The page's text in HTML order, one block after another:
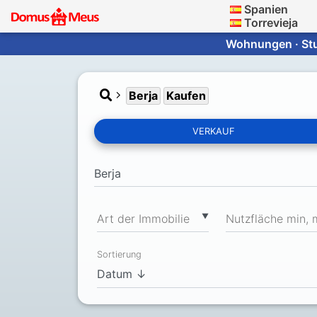
Spanien
Torrevieja
Wohnungen ·
Berja Kaufen
VERKAUF
▼
Art der Immobilie Nutzfläche min,
Sortierung